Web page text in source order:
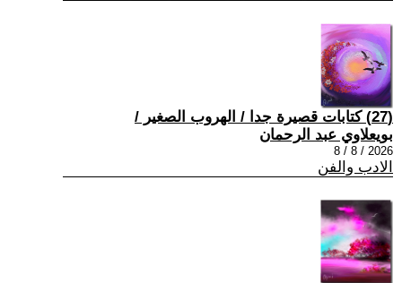
(27) كتابات قصيرة جدا / الهروب الصغير /
بويعلاوي عبد الرحمان
2026 / 8 / 8
الادب والفن